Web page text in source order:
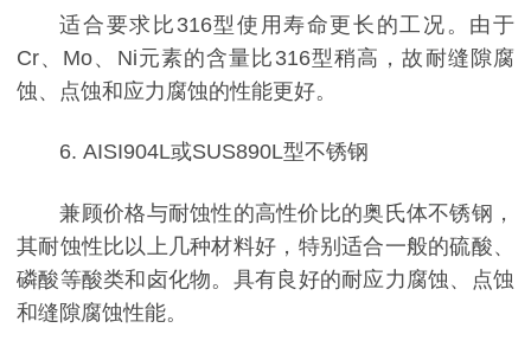
适合要求比316型使用寿命更长的工况。由于
Cr、Mo、Ni元素的含量比316型稍高，故耐缝隙腐
蚀、点蚀和应力腐蚀的性能更好。
6. AISI904L或SUS890L型不锈钢
兼顾价格与耐蚀性的高性价比的奥氏体不锈钢，
其耐蚀性比以上几种材料好，特别适合一般的硫酸、
磷酸等酸类和卤化物。具有良好的耐应力腐蚀、点蚀
和缝隙腐蚀性能。